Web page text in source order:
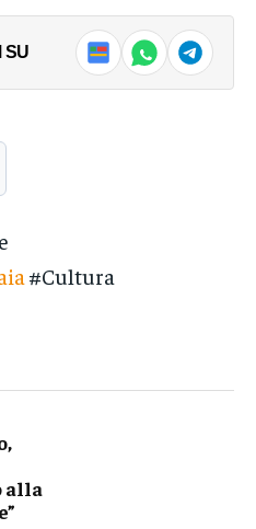
SU
#Cultura
alla